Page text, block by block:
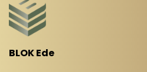
BLOK Ede